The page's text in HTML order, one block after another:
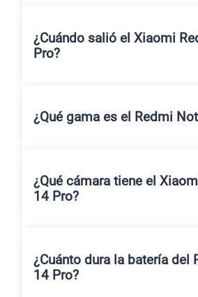
¿Cuándo salió el Xiaomi
Pro?
¿Qué gama es el Redmi
¿Qué cámara tiene el
14 Pro?
¿Cuánto dura la batería del
14 Pro?